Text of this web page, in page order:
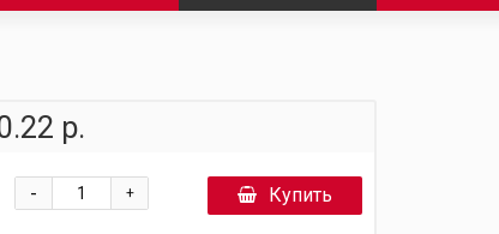
р.
+
- Купить